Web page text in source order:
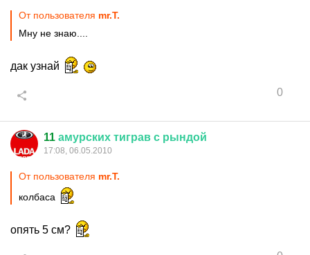
От пользователя mr.T.
Мну не знаю....
дак узнай
0
11 амурских тиграв с рындой
17:08, 06.05.2010
От пользователя mr.T.
колбаса
опять 5 см?